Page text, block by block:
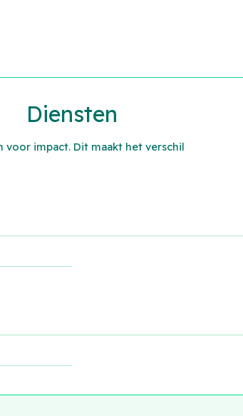
Diensten
voor impact. Dit maakt het verschil